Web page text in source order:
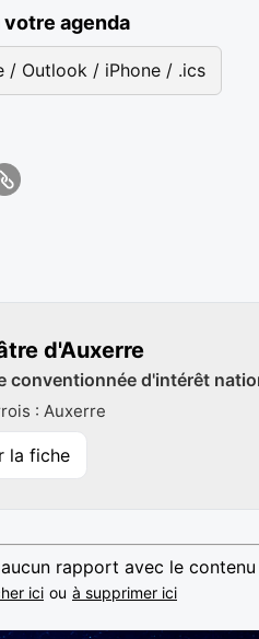
agenda
/ Outlook / iPhone / .ics
d'Auxerre
conventionnée d'intérêt
: Auxerre
la fiche
rapport avec le
ici ou à supprimer ici